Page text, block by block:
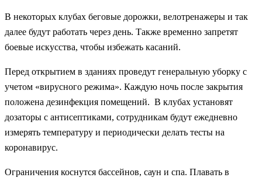
В некоторых клубах беговые дорожки, велотренажеры и так
далее будут работать через день. Также временно запретят
боевые искусства, чтобы избежать касаний.
Перед открытием в зданиях проведут генеральную уборку с
учетом «вирусного режима». Каждую ночь после закрытия
положена дезинфекция помещений. В клубах установят
дозаторы с антисептиками, сотрудникам будут ежедневно
измерять температуру и периодически делать тесты на
коронавирус.
Ограничения коснутся бассейнов, саун и спа. Плавать в